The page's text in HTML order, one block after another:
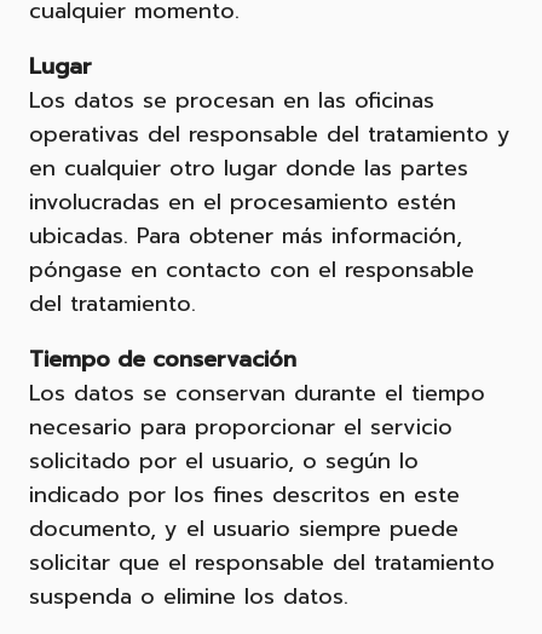
cualquier momento.
Lugar
Los datos se procesan en las oficinas
operativas del responsable del tratamiento y
en cualquier otro lugar donde las partes
involucradas en el procesamiento estén
ubicadas. Para obtener más información,
póngase en contacto con el responsable
del tratamiento.
Tiempo de conservación
Los datos se conservan durante el tiempo
necesario para proporcionar el servicio
solicitado por el usuario, o según lo
indicado por los fines descritos en este
documento, y el usuario siempre puede
solicitar que el responsable del tratamiento
suspenda o elimine los datos.